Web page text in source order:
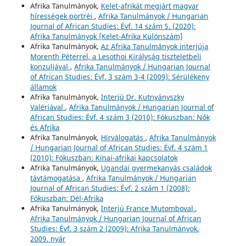
Afrika Tanulmányok, Kelet-afrikát megjárt magyar
hírességek portréi , Afrika Tanulmányok / Hungarian
Journal of African Studies: Évf. 14 szám 5. (2020):
Afrika Tanulmányok [Kelet-Afrika Különszám]
Afrika Tanulmányok, Az Afrika Tanulmányok interjúja
Morenth Péterrel, a Lesothoi Királyság tiszteletbeli
konzuljával , Afrika Tanulmányok / Hungarian Journal
of African Studies: Évf. 3 szám 3-4 (2009): Sérülékeny
államok
Afrika Tanulmányok, Interjú Dr. Kutnyányszky
Valériával , Afrika Tanulmányok / Hungarian Journal of
African Studies: Évf. 4 szám 3 (2010): Fókuszban: Nők
és Afrika
Afrika Tanulmányok, Hírválogatás , Afrika Tanulmányok
/ Hungarian Journal of African Studies: Évf. 4 szám 1
(2010): Fókuszban: Kínai-afrikai kapcsolatok
Afrika Tanulmányok, Ugandai gyermekanyás családok
távtámogatása , Afrika Tanulmányok / Hungarian
Journal of African Studies: Évf. 2 szám 1 (2008):
Fókuszban: Dél-Afrika
Afrika Tanulmányok, Interjú France Mutomboval ,
Afrika Tanulmányok / Hungarian Journal of African
Studies: Évf. 3 szám 2 (2009): Afrika Tanulmányok.
2009. nyár